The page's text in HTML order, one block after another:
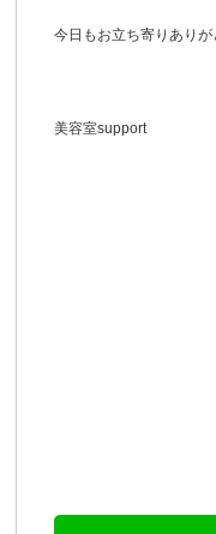
今日もお立ち寄りあり
美容室support